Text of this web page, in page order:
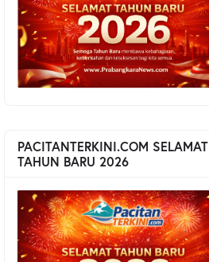
PACITANTERKINI.COM SELAMAT
TAHUN BARU 2026